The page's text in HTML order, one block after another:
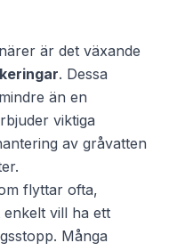
är det växande
. Dessa
än en
viktiga
av gråvatten
flyttar ofta,
vill ha ett
Många